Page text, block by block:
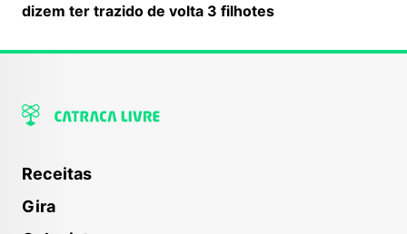
dizem ter trazido de volta 3 filhotes
Receitas
Gira